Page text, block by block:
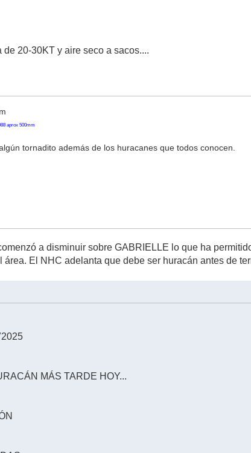
20-30KT y aire seco a sacos....
aprox 500mm
tornadito además de los huracanes que todos conocen.
a disminuir sobre GABRIELLE lo que ha
El NHC adelanta que debe ser huracán antes de
MÁS TARDE HOY...